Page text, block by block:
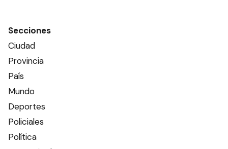
Secciones
Ciudad
Provincia
País
Mundo
Deportes
Policiales
Política